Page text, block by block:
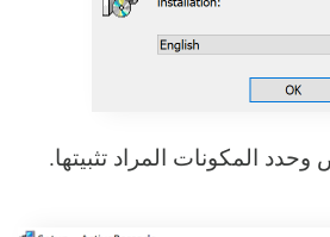
وحدد المكونات المراد تثبيتها.